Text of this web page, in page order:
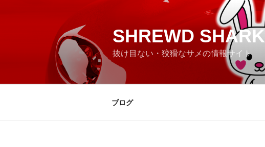
SHREWD SHARK
抜け目ない・狡猾なサメの情報サイト
ブログ